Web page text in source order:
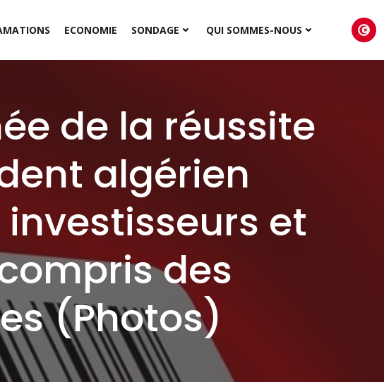
ECONOMIE SONDAGE QUI SOMMES-NOUS
de la réussite
algérien
et
des
(Photos)